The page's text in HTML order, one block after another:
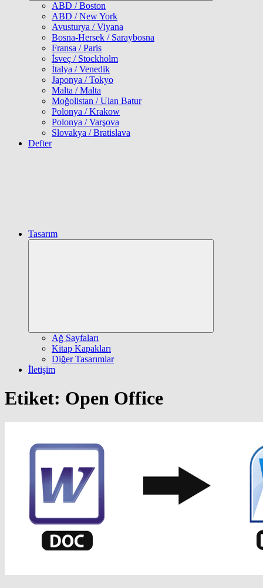
ABD / Boston
ABD / New York
Avusturya / Viyana
Bosna-Hersek / Saraybosna
Fransa / Paris
İsveç / Stockholm
İtalya / Venedik
Japonya / Tokyo
Malta / Malta
Moğolistan / Ulan Batur
Polonya / Krakow
Polonya / Varşova
Slovakya / Bratislava
Defter
Tasarım
Ağ Sayfaları
Kitap Kapakları
Diğer Tasarımlar
İletişim
Etiket: Open Office